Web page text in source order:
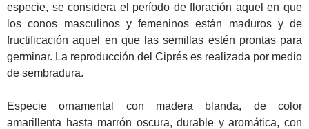
especie, se considera el período de floración aquel en que
los conos masculinos y femeninos están maduros y de
fructificación aquel en que las semillas estén prontas para
germinar. La reproducción del Ciprés es realizada por medio
de sembradura.
Especie ornamental con madera blanda, de color
amarillenta hasta marrón oscura, durable y aromática, con